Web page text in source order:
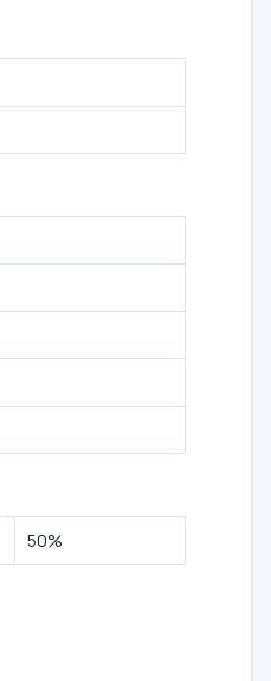
50%